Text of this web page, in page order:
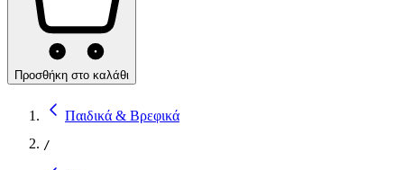
Προσθήκη στο καλάθι
Παιδικά & Βρεφικά
/